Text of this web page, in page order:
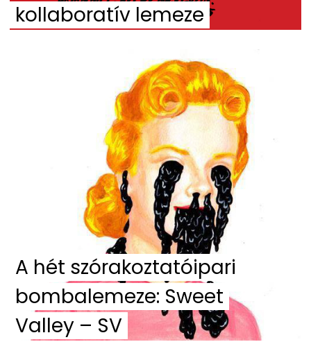
kollaboratív lemeze
A hét szórakoztatóipari
bombalemeze: Sweet
Valley – SV